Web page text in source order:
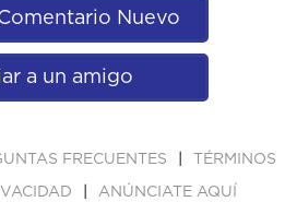
Nuevo
a un amigo
FRECUENTES TÉRMINOS
ANÚNCIATE AQUÍ